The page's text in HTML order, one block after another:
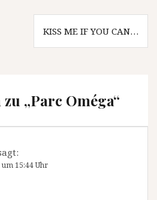
KISS ME IF YOU CAN…
„Parc Oméga“
um 15:44 Uhr